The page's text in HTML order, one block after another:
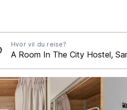
Hvor vil du reise?